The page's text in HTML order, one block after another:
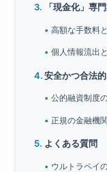
「現金化」専
高額な手数料
個人情報流出
安全かつ合法
公的融資制度
正規の金融機
よくある質問
ウルトラペイ